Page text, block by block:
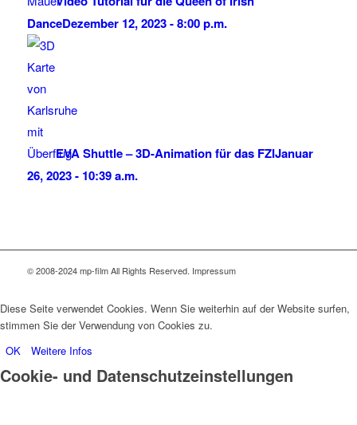
DanceDezember 12, 2023 - 8:00 p.m.
EVA Shuttle – 3D-Animation für das FZIJanuar
26, 2023 - 10:39 a.m.
© 2008-2024 mp-film All Rights Reserved. Impressum
Diese Seite verwendet Cookies. Wenn Sie weiterhin auf der Website surfen,
stimmen Sie der Verwendung von Cookies zu.
OK
Weitere Infos
Cookie- und Datenschutzeinstellungen